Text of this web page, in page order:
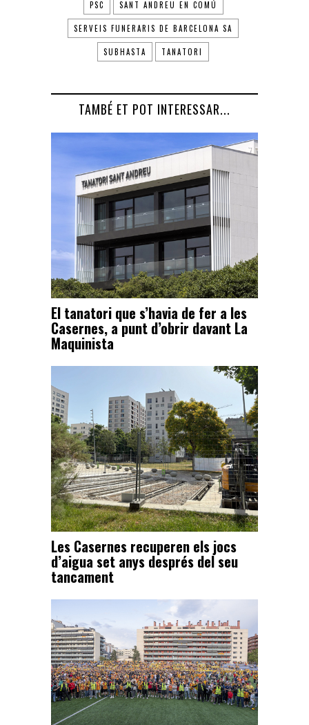
PSC SANT ANDREU EN COMÚ
SERVEIS FUNERARIS DE BARCELONA SA
SUBHASTA TANATORI
TAMBÉ ET POT INTERESSAR...
El tanatori que s’havia de fer a les
Casernes, a punt d’obrir davant La
Maquinista
Les Casernes recuperen els jocs
d’aigua set anys després del seu
tancament